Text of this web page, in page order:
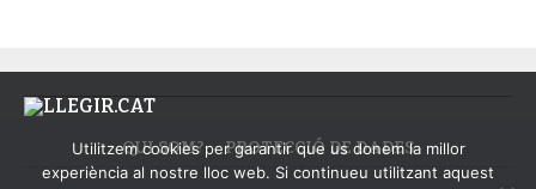
QUI SOM? PROTECCIÓ DE DADES
Utilitzem cookies per garantir que us donem la millor
experiència al nostre lloc web. Si continueu utilitzant aquest